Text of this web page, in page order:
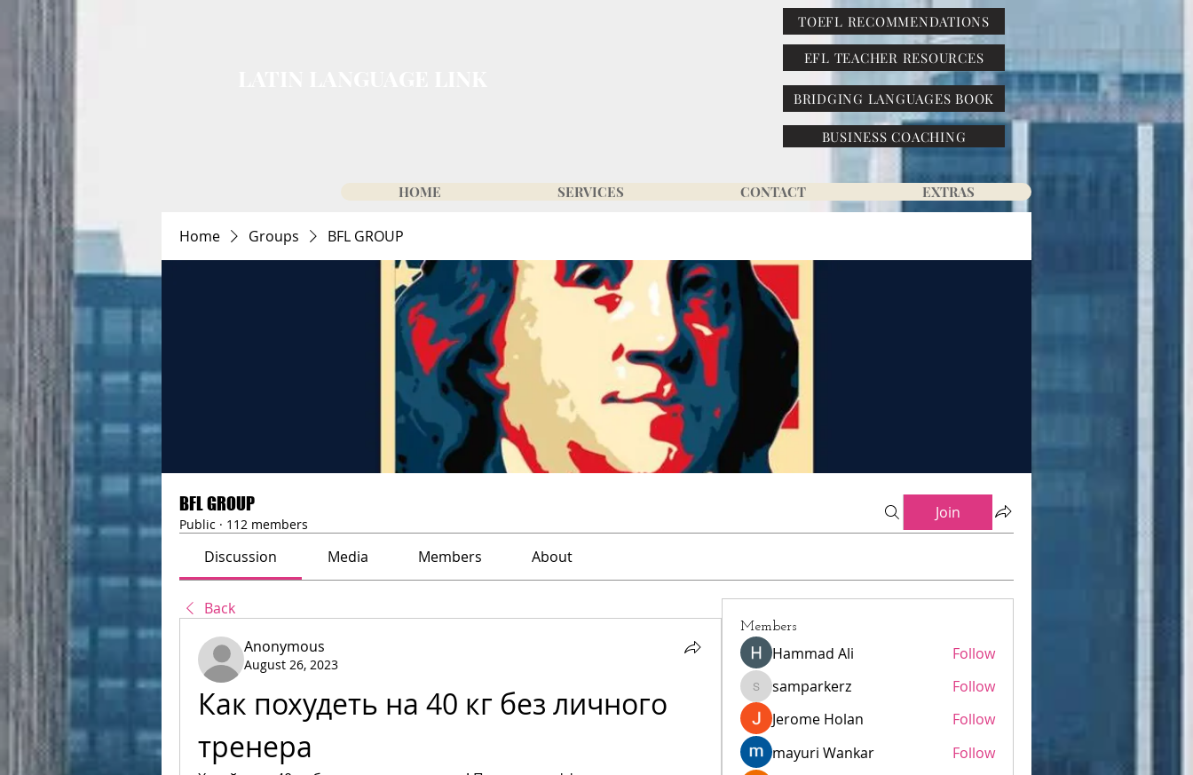
TOEFL RECOMMENDATIONS
EFL TEACHER RESOURCES
BRIDGING LANGUAGES BOOK
BUSINESS COACHING
HOME SERVICES CONTACT EXTRAS
Home Groups BFL GROUP
BFL GROUP
Public · 112 members
Join
Discussion Media Members About
Back
Anonymous
August 26, 2023
Как похудеть на 40 кг без личного
тренера
Members
Hammad Ali Follow
samparkerz
samparkerz
Follow
Jerome Holan
Follow
mayuri Wankar
Follow